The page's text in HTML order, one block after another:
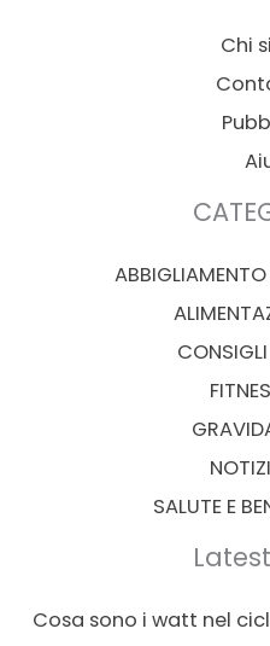
Chi
SALUTE E
Cosa sono i watt nel